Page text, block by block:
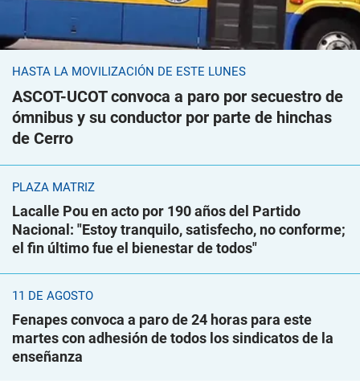
HASTA LA MOVILIZACIÓN DE ESTE LUNES
ASCOT-UCOT convoca a paro por secuestro de
ómnibus y su conductor por parte de hinchas
de Cerro
PLAZA MATRIZ
Lacalle Pou en acto por 190 años del Partido
Nacional: "Estoy tranquilo, satisfecho, no conforme;
el fin último fue el bienestar de todos"
11 DE AGOSTO
Fenapes convoca a paro de 24 horas para este
martes con adhesión de todos los sindicatos de la
enseñanza